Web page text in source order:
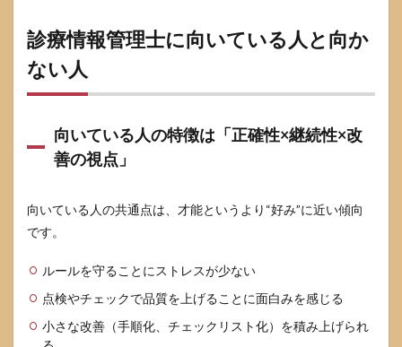
い領
5.4
価さ
れる
「実
り方
ベー
ス
6
仕事
がつ
診療情報管理士に向いている人と向か
ない人
向いている人の特徴は「正確性×継続性×改
善の視点」
向いている人の共通点は、才能というより“好み”に近い傾向
です。
ルールを守ることにストレスが少ない
点検やチェックで品質を上げることに面白みを感じる
小さな改善（手順化、チェックリスト化）を積み上げられ